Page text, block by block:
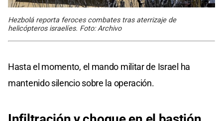
Hezbolá reporta feroces combates tras aterrizaje de
helicópteros israelíes. Foto: Archivo
Hasta el momento, el mando militar de Israel ha
mantenido silencio sobre la operación.